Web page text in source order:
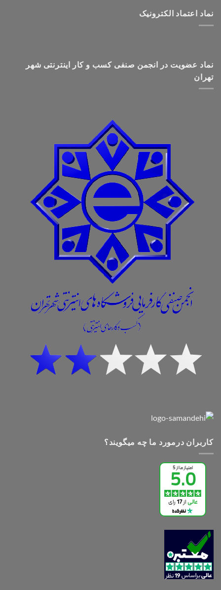
نماد اعتماد الکترونیک
نماد عضویت در انجمن صنفی کسب و کار اینترنتی شهر
تهران
کاربران درمورد ما چه میگویند؟